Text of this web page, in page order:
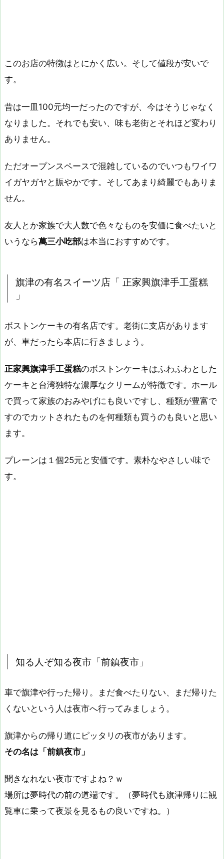
このお店の特徴はとにかく広い。そして値段が安いで
す。
昔は一皿100元均一だったのですが、今はそうじゃなく
なりました。それでも安い、味も老街とそれほど変わり
ありません。
ただオープンスペースで混雑しているのでいつもワイワ
イガヤガヤと賑やかです。そしてあまり綺麗でもありま
せん。
友人とか家族で大人数で色々なものを安価に食べたいと
いうなら萬三小吃部は本当におすすめです。
旗津の有名スイーツ店「 正家興旗津手工蛋糕
」
ボストンケーキの有名店です。老街に支店があります
が、車だったら本店に行きましょう。
正家興旗津手工蛋糕のボストンケーキはふわふわとした
ケーキと台湾独特な濃厚なクリームが特徴です。ホール
で買って家族のおみやげにも良いですし、種類が豊富で
すのでカットされたものを何種類も買うのも良いと思い
ます。
プレーンは１個25元と安価です。素朴なやさしい味で
す。
知る人ぞ知る夜市「前鎮夜市」
車で旗津や行った帰り。まだ食べたりない、まだ帰りた
くないという人は夜市へ行ってみましょう。
旗津からの帰り道にピッタリの夜市があります。
その名は「前鎮夜市」
聞きなれない夜市ですよね？ｗ
場所は夢時代の前の道端です。（夢時代も旗津帰りに観
覧車に乗って夜景を見るもの良いですね。）